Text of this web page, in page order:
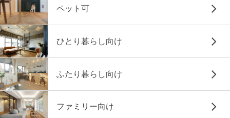
ペット可
ひとり暮らし向け
ふたり暮らし向け
ファミリー向け